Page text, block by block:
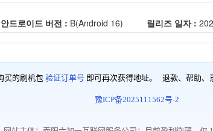
买的刷机包 验证订单号 即可再次获得地址。 退款、帮助、
豫ICP备2025111562号-2